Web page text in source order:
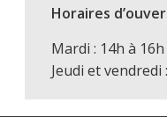
Horaires
Mardi : 14h à 16h
Jeudi et vendredi